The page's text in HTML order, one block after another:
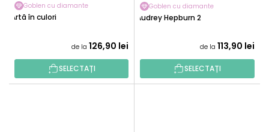
Goblen cu diamante
Artă în culori
de la 126,90 lei
SELECTAȚI
Goblen cu diamante
Audrey Hepburn 2
de la 113,90 lei
SELECTAȚI